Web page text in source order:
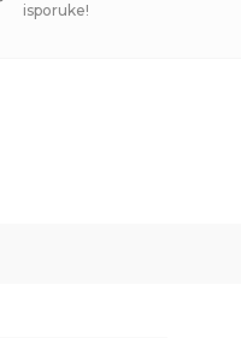
isporuke!